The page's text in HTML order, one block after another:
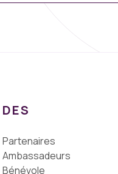
DES
Partenaires
Ambassadeurs
Bénévole